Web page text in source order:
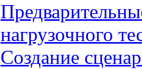
нагрузочного
Создание